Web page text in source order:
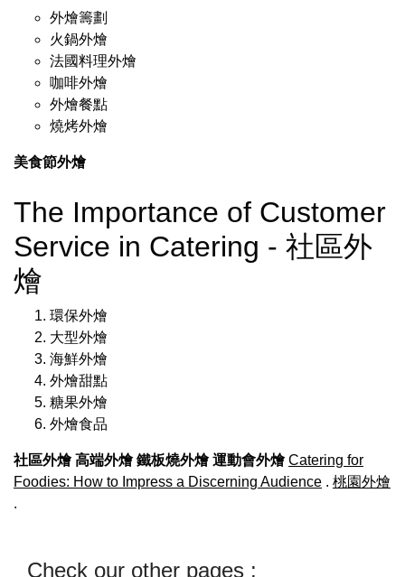
外燴籌劃
火鍋外燴
法國料理外燴
咖啡外燴
外燴餐點
燒烤外燴
美食節外燴
The Importance of Customer
Service in Catering - 社區外
燴
環保外燴
大型外燴
海鮮外燴
外燴甜點
糖果外燴
外燴食品
社區外燴 高端外燴 鐵板燒外燴 運動會外燴 Catering for
Foodies: How to Impress a Discerning Audience . 桃園外燴
.
Check our other pages :